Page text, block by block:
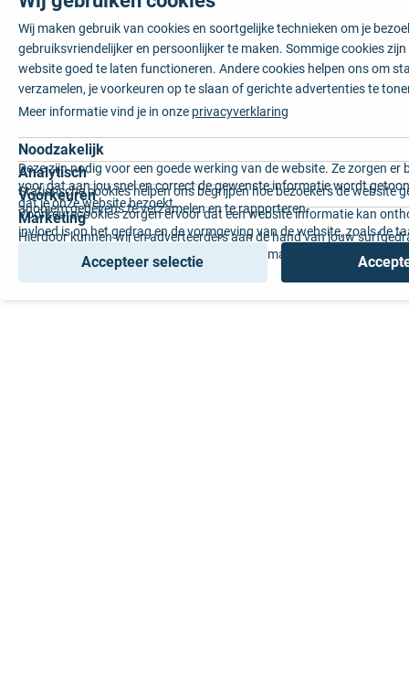
Wij maken gebruik van cookies en soortgelijke technieken om je
gebruiksvriendelijker en persoonlijker te maken. Sommige cookies
website goed te laten functioneren. Andere cookies helpen ons om
verzamelen, je voorkeuren op te slaan of gerichte advertenties te
Meer informatie vind je in onze privacyverklaring
Noodzakelijk
Deze zijn nodig voor een goede werking van de website. Ze zorgen er
voor dat aan jou snel en correct de gewenste informatie wordt
dat je onze website bezoekt.
Analytisch
Statistische cookies helpen ons begrijpen hoe bezoekers de website
anoniem gegevens te verzamelen en te rapporteren.
Voorkeuren
Voorkeurscookies zorgen ervoor dat een website informatie kan
invloed is op het gedrag en de vormgeving van de website, zoals de
voorkeur of de regio waar u woont.
Marketing
Hierdoor kunnen wij en adverteerders aan de hand van jouw
gepersonaliseerde online advertenties en op maat gemaakte content
Accepteer selectie